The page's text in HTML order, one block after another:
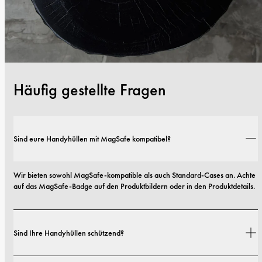
Häufig gestellte Fragen
Sind eure Handyhüllen mit MagSafe kompatibel?
Wir bieten sowohl MagSafe-kompatible als auch Standard-Cases an. Achte
auf das MagSafe-Badge auf den Produktbildern oder in den Produktdetails.
Sind Ihre Handyhüllen schützend?